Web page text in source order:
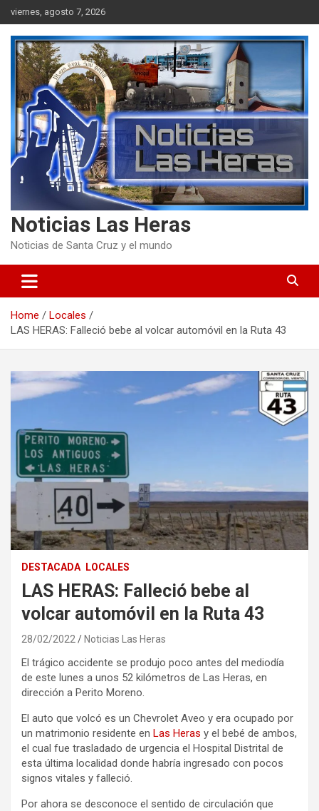
Skip
to
content
viernes, agosto 7, 2026
Noticias Las Heras
Noticias de Santa Cruz y el mundo
Home
Locales
LAS HERAS: Falleció bebe al volcar automóvil en la Ruta 43
DESTACADA LOCALES
LAS HERAS: Falleció bebe al
volcar automóvil en la Ruta 43
28/02/2022 Noticias Las Heras
El trágico accidente se produjo poco antes del mediodía
de este lunes a unos 52 kilómetros de Las Heras, en
dirección a Perito Moreno.
El auto que volcó es un Chevrolet Aveo y era ocupado por
un matrimonio residente en Las Heras y el bebé de ambos,
el cual fue trasladado de urgencia el Hospital Distrital de
esta última localidad donde habría ingresado con pocos
signos vitales y falleció.
Por ahora se desconoce el sentido de circulación que